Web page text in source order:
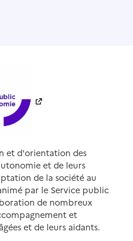
et d'orientation des
et de leurs
de la société au
par le Service public
de nombreux
et
et de leurs aidants.